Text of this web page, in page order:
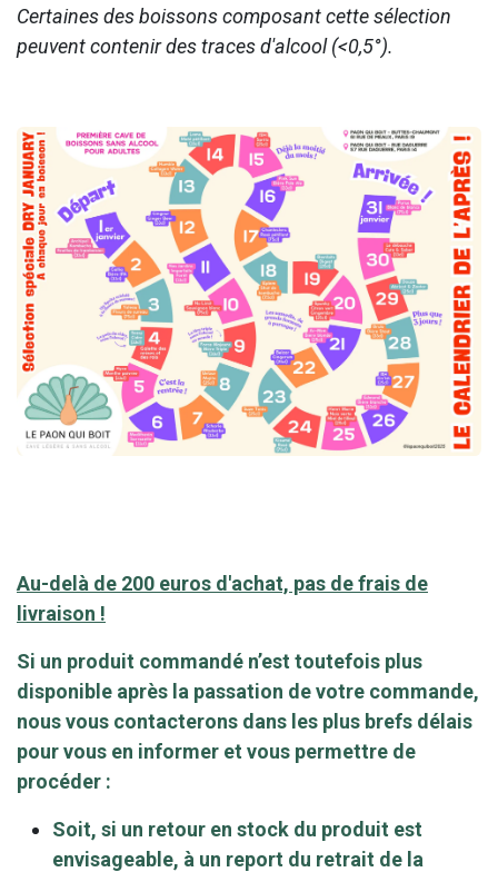
Certaines des boissons composant cette sélection
peuvent contenir des traces d'alcool (<0,5°).
Au-delà de 200 euros d'achat, pas de frais de
livraison !
Si un produit commandé n’est toutefois plus
disponible après la passation de votre commande,
nous vous contacterons dans les plus brefs délais
pour vous en informer et vous permettre de
procéder :
Soit, si un retour en stock du produit est
envisageable, à un report du retrait de la